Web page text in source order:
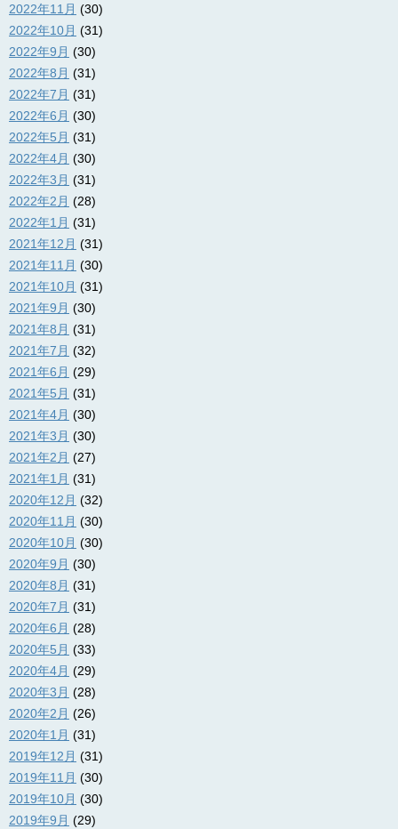
2022年11月 (30)
2022年10月 (31)
2022年9月 (30)
2022年8月 (31)
2022年7月 (31)
2022年6月 (30)
2022年5月 (31)
2022年4月 (30)
2022年3月 (31)
2022年2月 (28)
2022年1月 (31)
2021年12月 (31)
2021年11月 (30)
2021年10月 (31)
2021年9月 (30)
2021年8月 (31)
2021年7月 (32)
2021年6月 (29)
2021年5月 (31)
2021年4月 (30)
2021年3月 (30)
2021年2月 (27)
2021年1月 (31)
2020年12月 (32)
2020年11月 (30)
2020年10月 (30)
2020年9月 (30)
2020年8月 (31)
2020年7月 (31)
2020年6月 (28)
2020年5月 (33)
2020年4月 (29)
2020年3月 (28)
2020年2月 (26)
2020年1月 (31)
2019年12月 (31)
2019年11月 (30)
2019年10月 (30)
2019年9月 (29)